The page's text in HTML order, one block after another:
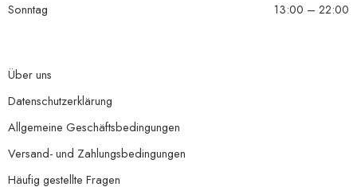
Sonntag
13:00 – 22:00
Über uns
Datenschutzerklärung
Allgemeine Geschäftsbedingungen
Versand- und Zahlungsbedingungen
Häufig gestellte Fragen